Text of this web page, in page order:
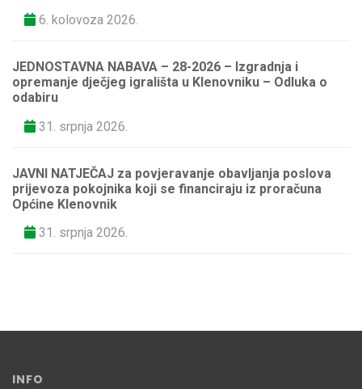
6. kolovoza 2026.
JEDNOSTAVNA NABAVA – 28-2026 – Izgradnja i
opremanje dječjeg igrališta u Klenovniku – Odluka o
odabiru
31. srpnja 2026.
JAVNI NATJEČAJ za povjeravanje obavljanja poslova
prijevoza pokojnika koji se financiraju iz proračuna
Općine Klenovnik
31. srpnja 2026.
INFO